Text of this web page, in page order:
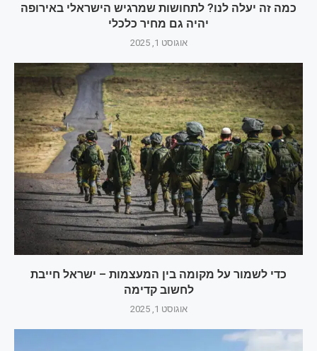
כמה זה יעלה לנו? לתחושות שמרגיש הישראלי באירופה
יהיה גם מחיר כלכלי
אוגוסט 1, 2025
כדי לשמור על מקומה בין המעצמות – ישראל חייבת
לחשוב קדימה
אוגוסט 1, 2025